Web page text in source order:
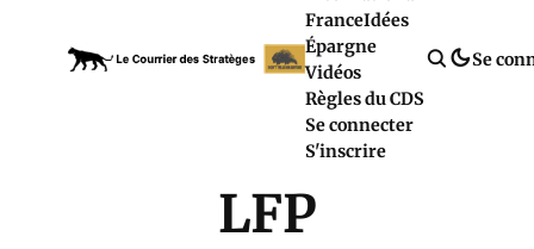
FranceIdées
Épargne
Vidéos
Règles du CDS
Se connecter
S'inscrire
Se
LFP